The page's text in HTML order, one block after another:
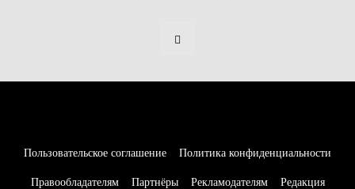
Пользовательское соглашение Политика конфиденциальности
Правообладателям Партнёры Рекламодателям Редакция